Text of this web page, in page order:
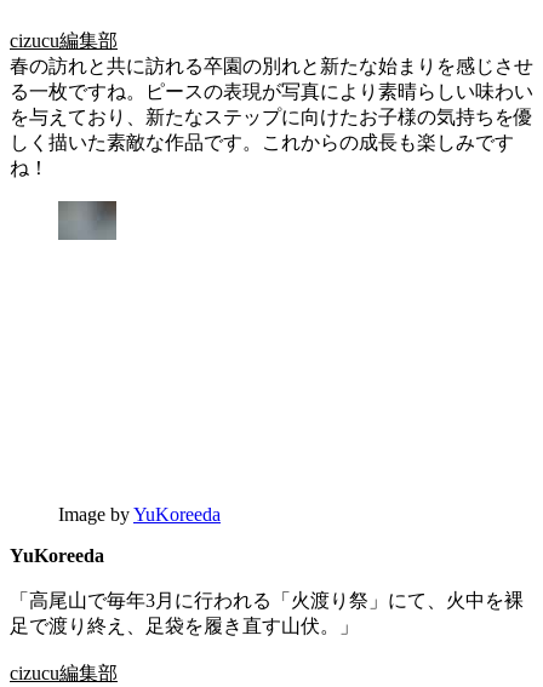
cizucu編集部
春の訪れと共に訪れる卒園の別れと新たな始まりを感じさせ
る一枚ですね。ピースの表現が写真により素晴らしい味わい
を与えており、新たなステップに向けたお子様の気持ちを優
しく描いた素敵な作品です。これからの成長も楽しみです
ね！
Image byYuKoreeda
YuKoreeda
「高尾山で毎年3月に行われる「火渡り祭」にて、火中を裸
足で渡り終え、足袋を履き直す山伏。」
cizucu編集部